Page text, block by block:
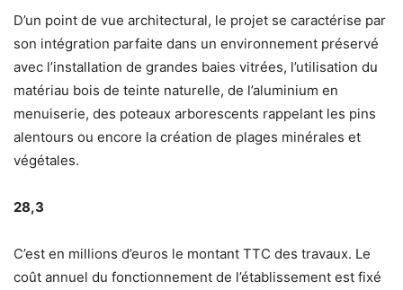
D’un point de vue architectural, le projet se caractérise par
son intégration parfaite dans un environnement préservé
avec l’installation de grandes baies vitrées, l’utilisation du
matériau bois de teinte naturelle, de l’aluminium en
menuiserie, des poteaux arborescents rappelant les pins
alentours ou encore la création de plages minérales et
végétales.
28,3
C’est en millions d’euros le montant TTC des travaux. Le
coût annuel du fonctionnement de l’établissement est fixé